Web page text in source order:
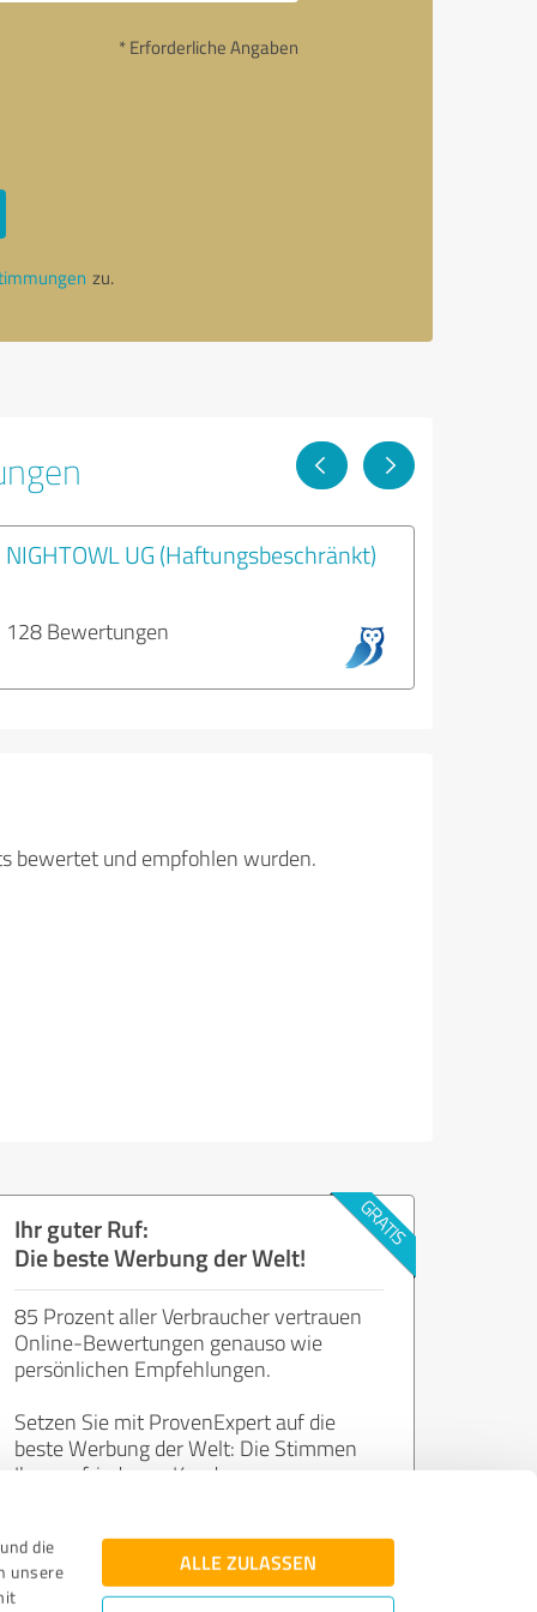
die
unsere
ALLE ZULASSEN
* Erforderliche Angaben
zu.
NIGHTOWL UG (Haftungsbeschränkt)
128 Bewertungen
bewertet und empfohlen wurden.
Ihr guter Ruf:
Die beste Werbung der Welt!
85 Prozent aller Verbraucher vertrauen
Online-Bewertungen genauso wie
persönlichen Empfehlungen.
Setzen Sie mit ProvenExpert auf die
beste Werbung der Welt: Die Stimmen
Ihrer zufriedenen Kunden.
Jetzt kostenlos starten